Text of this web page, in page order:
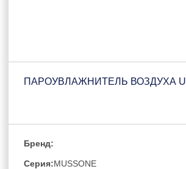
ПАРОУВЛАЖНИТЕЛЬ ВОЗДУХА
Бренд:
Серия:MUSSONE